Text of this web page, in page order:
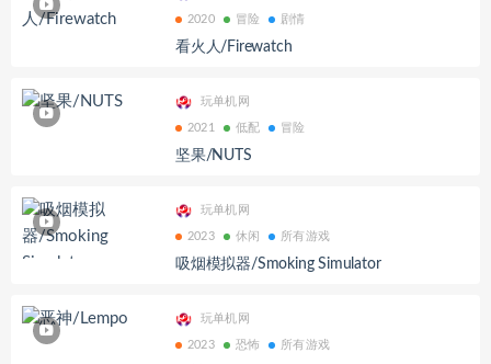
2020 冒险 剧情
看火人/Firewatch
玩单机网
2021 低配 冒险
坚果/NUTS
玩单机网
2023 休闲 所有游戏
吸烟模拟器/Smoking Simulator
玩单机网
2023 恐怖 所有游戏